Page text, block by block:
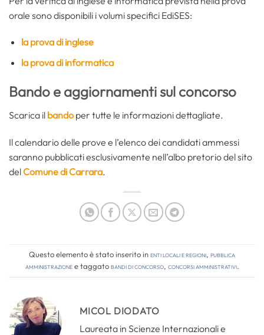
orale sono disponibili i volumi specifici EdiSES:
la prova di inglese
la prova di informatica
Bando e aggiornamenti sul concorso
Scarica il bando per tutte le informazioni dettagliate.
Il calendario delle prove e l’elenco dei candidati ammessi
saranno pubblicati esclusivamente nell’albo pretorio del sito
delComune di Carrara.
Questo elemento è stato inserito inEnti locali e regioni, Pubblica
amministrazionee taggatobandi di concorso, concorsi amministrativi.
MICOL DIODATO
Laureata in Scienze Internazionali e